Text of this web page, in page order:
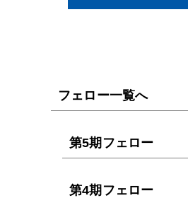
フェロー一覧へ
第5期フェロー
第4期フェロー